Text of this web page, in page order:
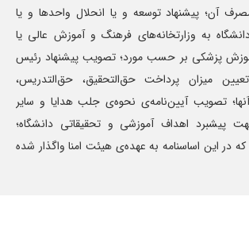
آن؛ پیشنهاد توسعه و یا انحلال واحدها و یا
به وزارتخانه‌های فرهنگ و آموزش عالی یا
پزشکی بر حسب مورد؛ تصویب پیشنهاد رئیس
میزان پرداخت حق‌التحقیق، حق‌التدریس،
تصویب آیین‌نامه‌ی نحوه‌ی جلب هدایا و سایر
پیشبرد اهداف آموزشی و تحقیقاتی دانشگاه؛
در این اساسنامه به عهده‌ی هیئت امنا واگذار شده